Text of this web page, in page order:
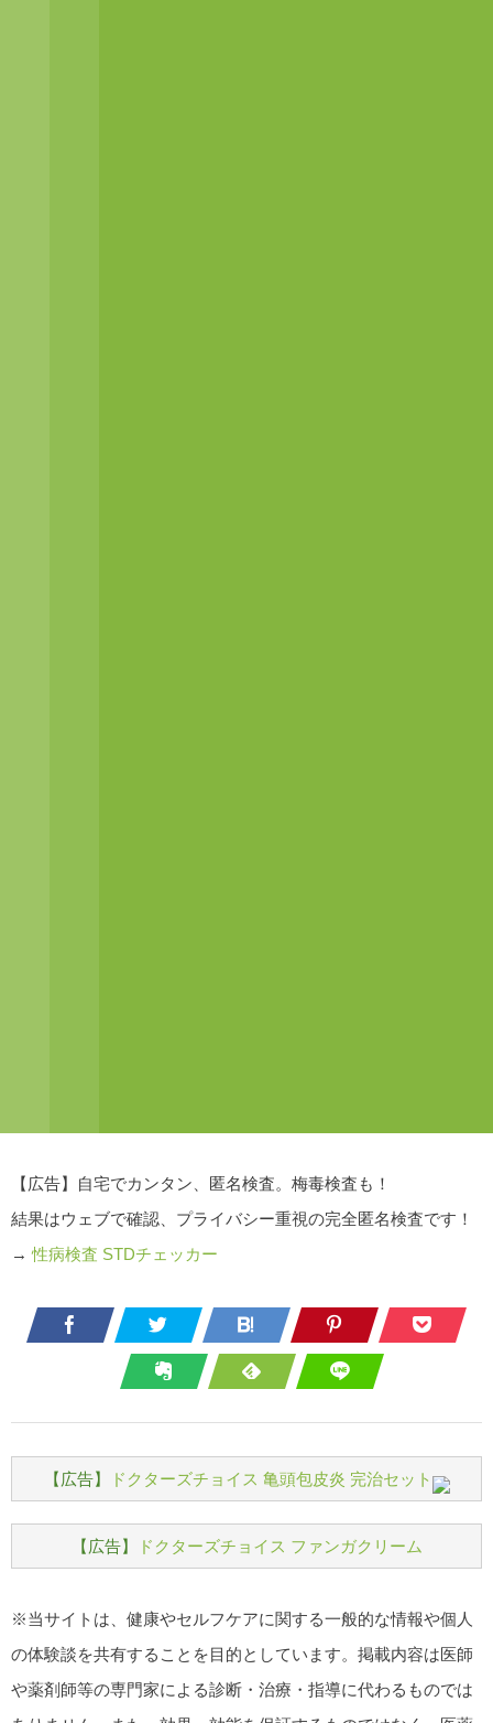
【広告】自宅でカンタン、匿名検査。梅毒検査も！
結果はウェブで確認、プライバシー重視の完全匿名検査です！
→性病検査 STDチェッカー
【広告】 ドクターズチョイス 亀頭包皮炎 完治セット
【広告】 ドクターズチョイス ファンガクリーム
※当サイトは、健康やセルフケアに関する一般的な情報や個人
の体験談を共有することを目的としています。掲載内容は医師
や薬剤師等の専門家による診断・治療・指導に代わるものでは